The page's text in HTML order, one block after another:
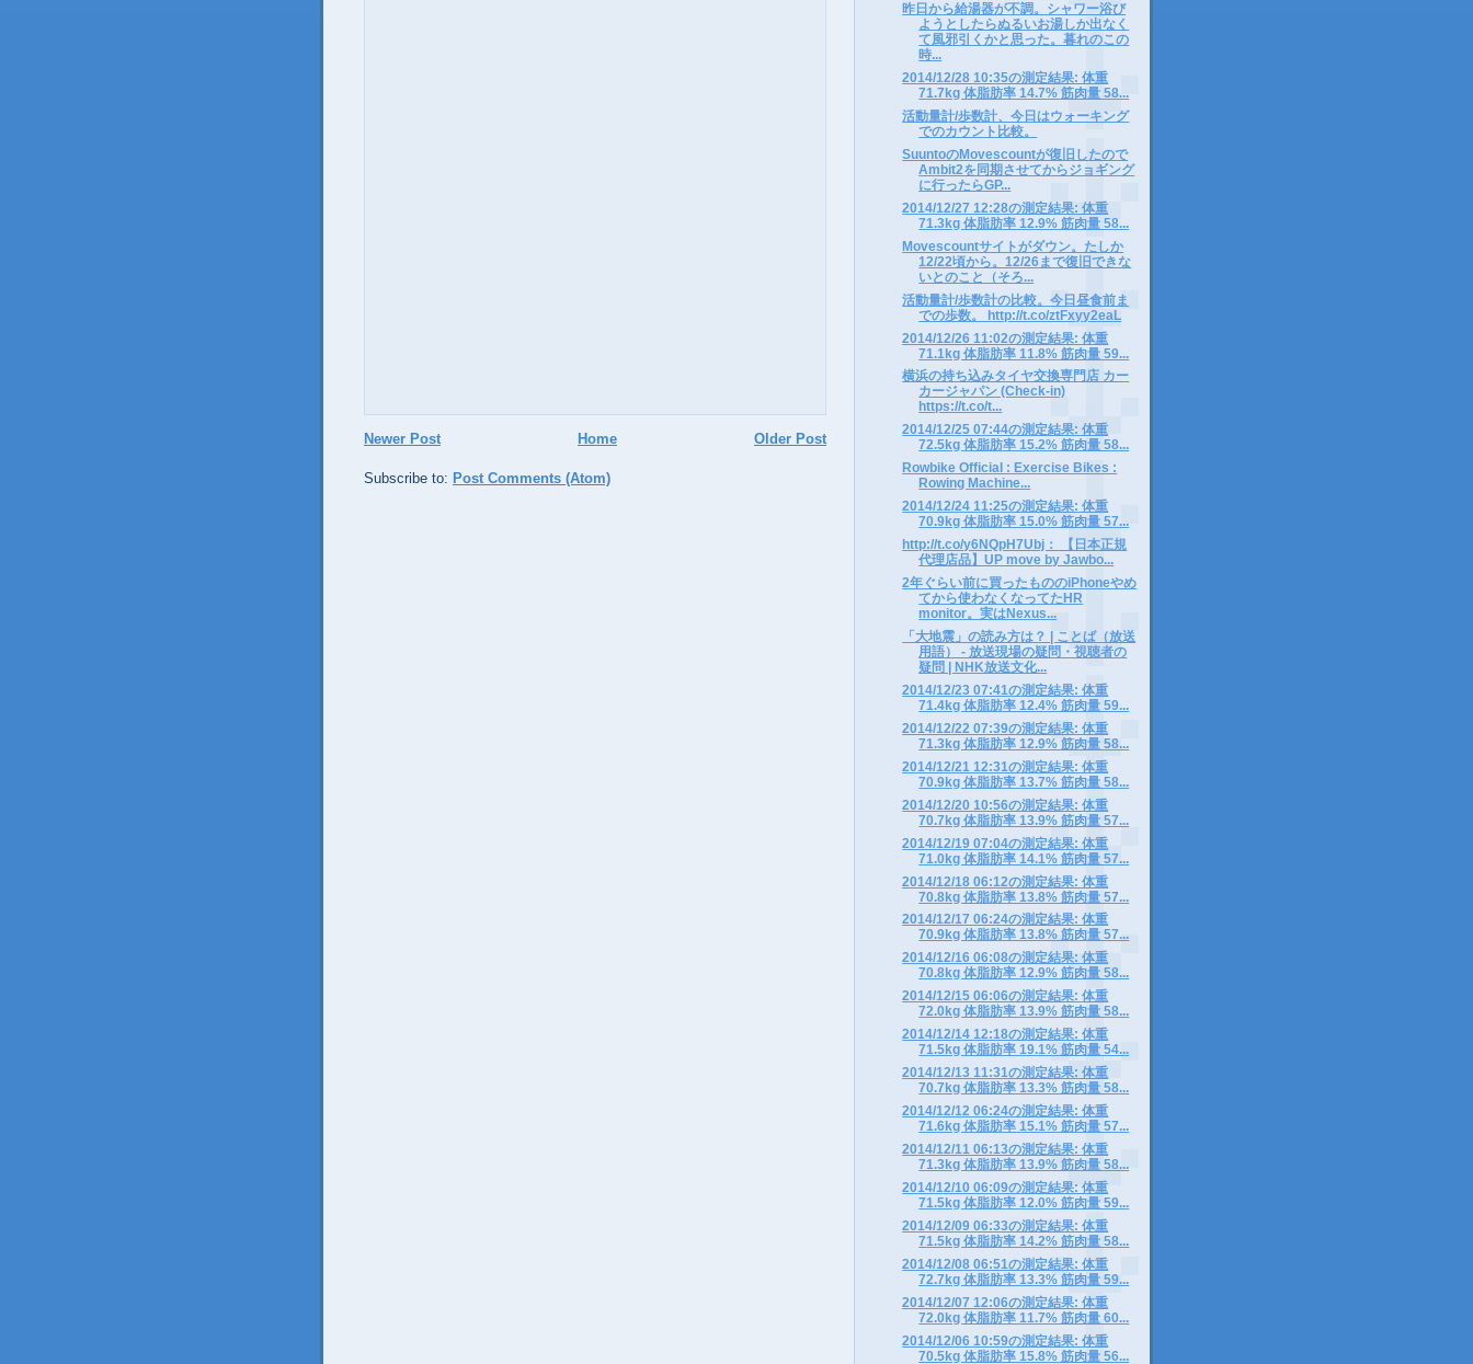
Newer Post Older Post
Home
Subscribe to: Post Comments (Atom)
昨日から給湯器が不調。シャワー浴び
ようとしたらぬるいお湯しか出なく
て風邪引くかと思った。暮れのこの
時...
2014/12/28 10:35の測定結果: 体重
71.7kg 体脂肪率 14.7% 筋肉量 58...
活動量計/歩数計、今日はウォーキング
でのカウント比較。
SuuntoのMovescountが復旧したので
Ambit2を同期させてからジョギング
に行ったらGP...
2014/12/27 12:28の測定結果: 体重
71.3kg 体脂肪率 12.9% 筋肉量 58...
Movescountサイトがダウン。たしか
12/22頃から。12/26まで復旧できな
いとのこと（そろ...
活動量計/歩数計の比較。今日昼食前ま
での歩数。 http://t.co/ztFxyy2eaL
2014/12/26 11:02の測定結果: 体重
71.1kg 体脂肪率 11.8% 筋肉量 59...
横浜の持ち込みタイヤ交換専門店 カー
カージャパン (Check-in)
https://t.co/t...
2014/12/25 07:44の測定結果: 体重
72.5kg 体脂肪率 15.2% 筋肉量 58...
Rowbike Official : Exercise Bikes :
Rowing Machine...
2014/12/24 11:25の測定結果: 体重
70.9kg 体脂肪率 15.0% 筋肉量 57...
http://t.co/y6NQpH7Ubj： 【日本正規
代理店品】UP move by Jawbo...
2年ぐらい前に買ったもののiPhoneやめ
てから使わなくなってたHR
monitor。実はNexus...
「大地震」の読み方は？ | ことば（放送
用語） - 放送現場の疑問・視聴者の
疑問 | NHK放送文化...
2014/12/23 07:41の測定結果: 体重
71.4kg 体脂肪率 12.4% 筋肉量 59...
2014/12/22 07:39の測定結果: 体重
71.3kg 体脂肪率 12.9% 筋肉量 58...
2014/12/21 12:31の測定結果: 体重
70.9kg 体脂肪率 13.7% 筋肉量 58...
2014/12/20 10:56の測定結果: 体重
70.7kg 体脂肪率 13.9% 筋肉量 57...
2014/12/19 07:04の測定結果: 体重
71.0kg 体脂肪率 14.1% 筋肉量 57...
2014/12/18 06:12の測定結果: 体重
70.8kg 体脂肪率 13.8% 筋肉量 57...
2014/12/17 06:24の測定結果: 体重
70.9kg 体脂肪率 13.8% 筋肉量 57...
2014/12/16 06:08の測定結果: 体重
70.8kg 体脂肪率 12.9% 筋肉量 58...
2014/12/15 06:06の測定結果: 体重
72.0kg 体脂肪率 13.9% 筋肉量 58...
2014/12/14 12:18の測定結果: 体重
71.5kg 体脂肪率 19.1% 筋肉量 54...
2014/12/13 11:31の測定結果: 体重
70.7kg 体脂肪率 13.3% 筋肉量 58...
2014/12/12 06:24の測定結果: 体重
71.6kg 体脂肪率 15.1% 筋肉量 57...
2014/12/11 06:13の測定結果: 体重
71.3kg 体脂肪率 13.9% 筋肉量 58...
2014/12/10 06:09の測定結果: 体重
71.5kg 体脂肪率 12.0% 筋肉量 59...
2014/12/09 06:33の測定結果: 体重
71.5kg 体脂肪率 14.2% 筋肉量 58...
2014/12/08 06:51の測定結果: 体重
72.7kg 体脂肪率 13.3% 筋肉量 59...
2014/12/07 12:06の測定結果: 体重
72.0kg 体脂肪率 11.7% 筋肉量 60...
2014/12/06 10:59の測定結果: 体重
70.5kg 体脂肪率 15.8% 筋肉量 56...